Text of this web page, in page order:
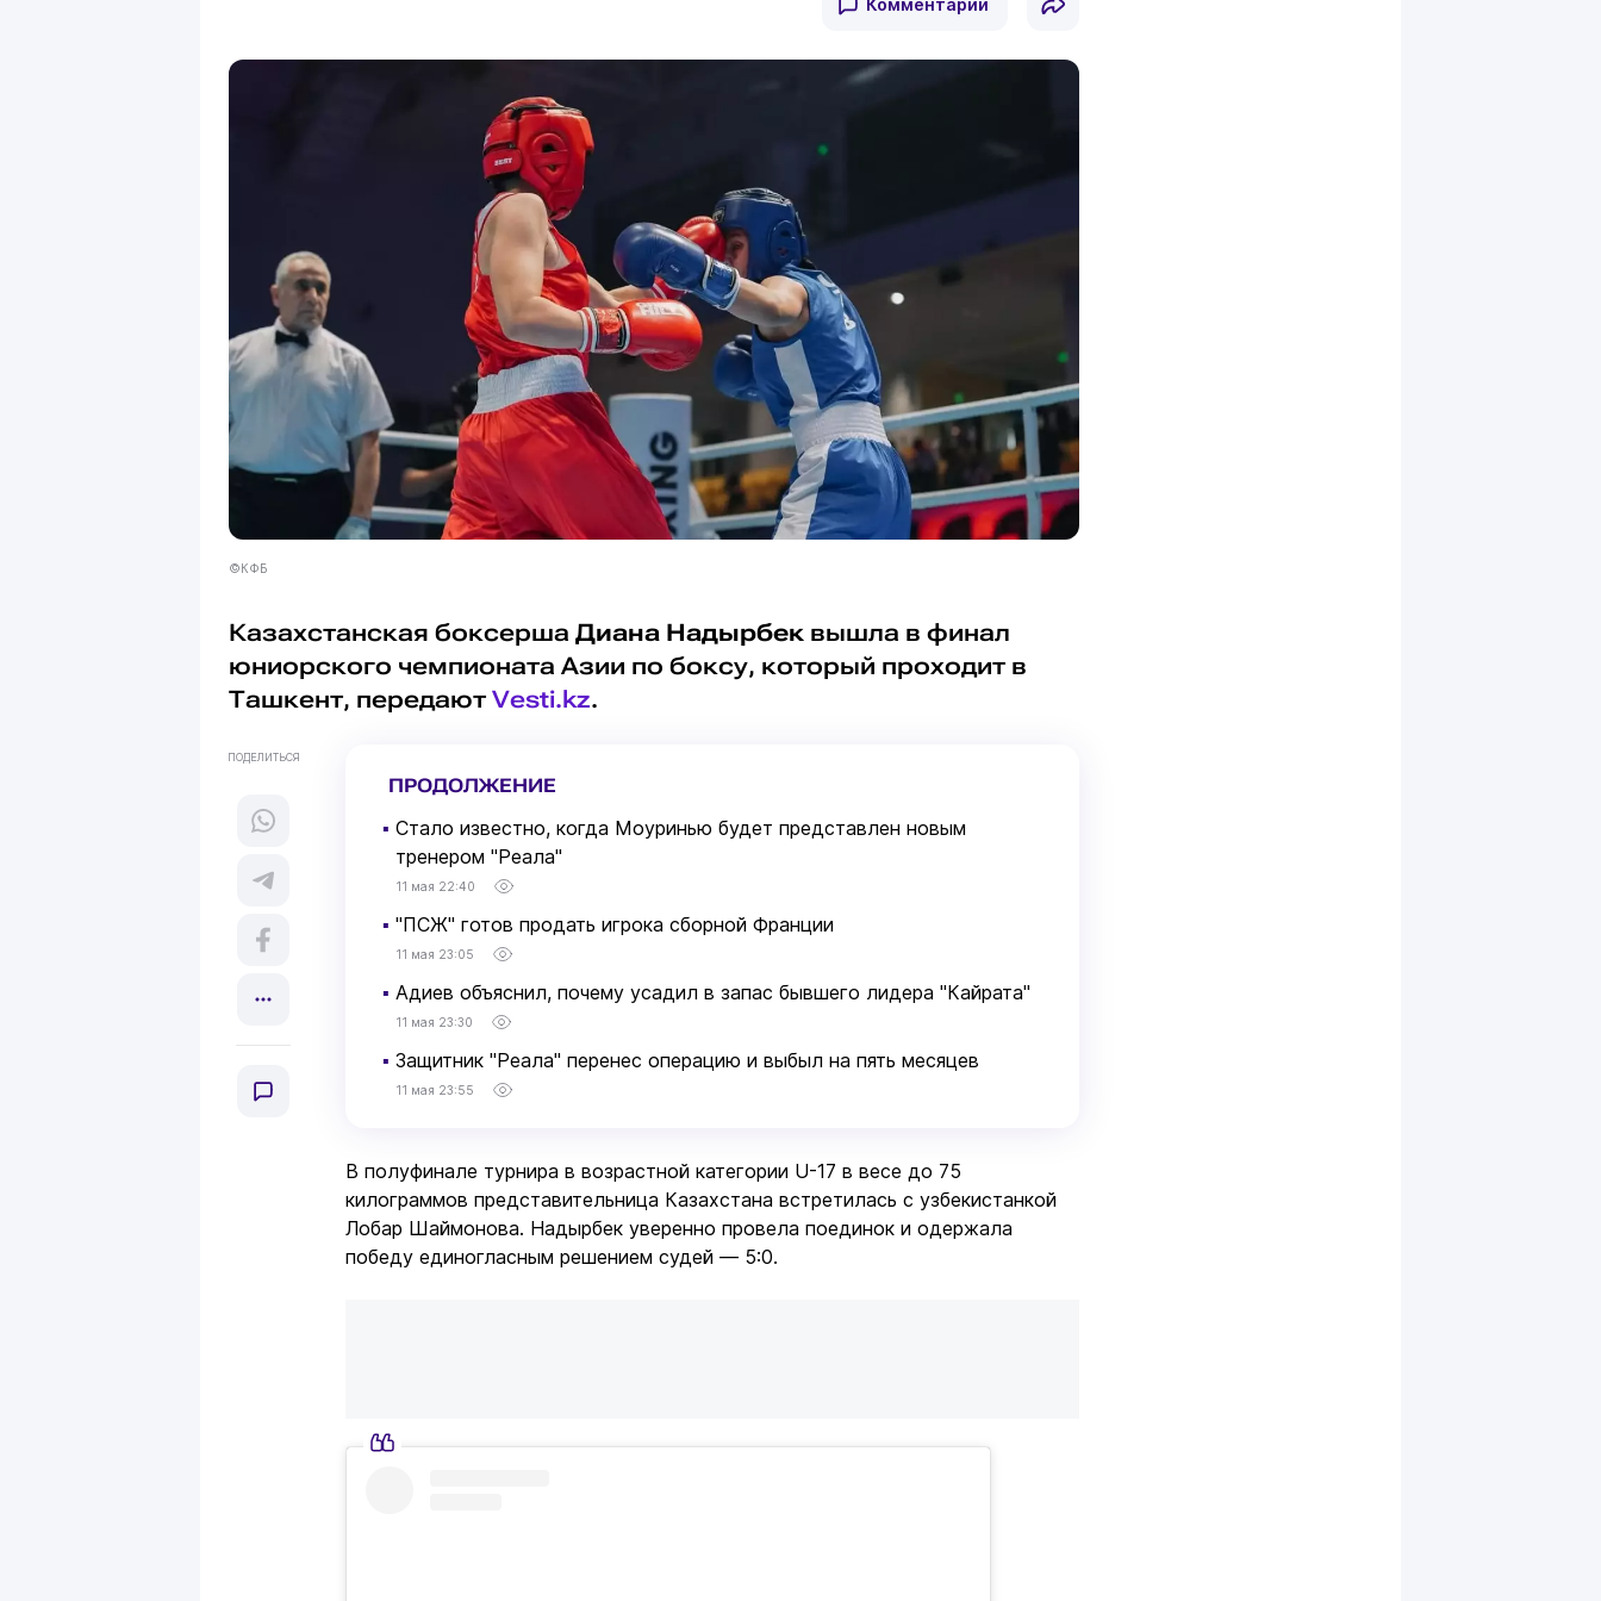
Комментарии
©КФБ
Казахстанская боксерша Диана Надырбек вышла в финал
юниорского чемпионата Азии по боксу, который проходит в
Ташкент, передают Vesti.kz.
ПОДЕЛИТЬСЯ
ПРОДОЛЖЕНИЕ
▪ Стало известно, когда Моуринью будет представлен новым
тренером "Реала"
11 мая 22:40
▪ "ПСЖ" готов продать игрока сборной Франции
11 мая 23:05
▪ Адиев объяснил, почему усадил в запас бывшего лидера "Кайрата"
11 мая 23:30
▪ Защитник "Реала" перенес операцию и выбыл на пять месяцев
11 мая 23:55
В полуфинале турнира в возрастной категории U-17 в весе до 75
килограммов представительница Казахстана встретилась с узбекистанкой
Лобар Шаймонова. Надырбек уверенно провела поединок и одержала
победу единогласным решением судей — 5:0.